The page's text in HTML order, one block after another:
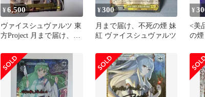
¥6,500
ヴァイスシュヴァルツ 東
方Project 月まで届け、不
¥300
月まで届け、不死の煙 妹
紅 ヴァイスシュヴァルツ
¥
<美
の煙